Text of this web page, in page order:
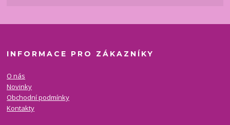
INFORMACE PRO ZÁKAZNÍKY
O nás
Novinky
Obchodní podmínky
Kontakty